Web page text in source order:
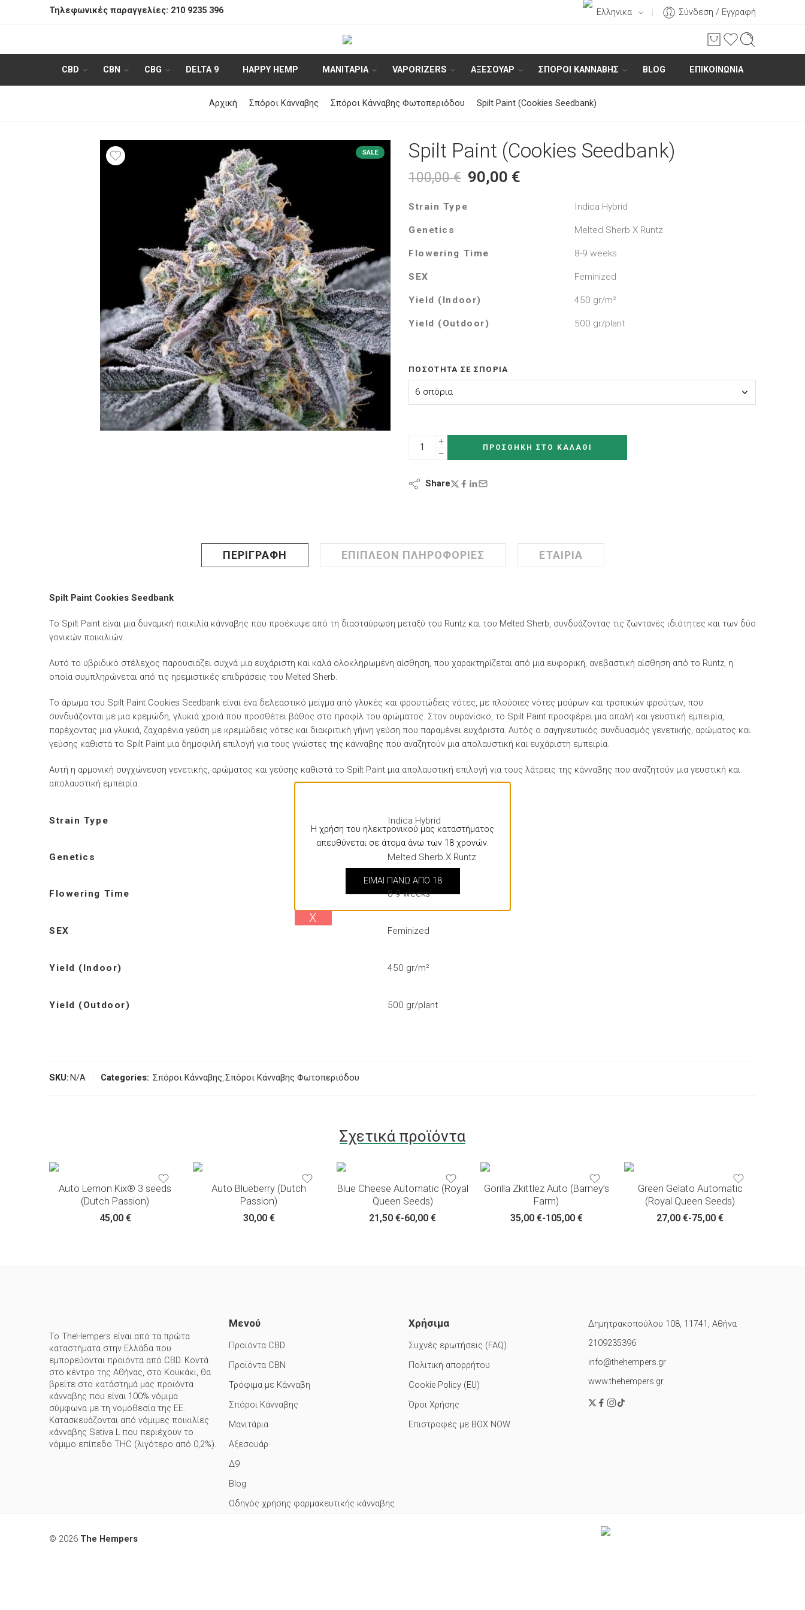
Τηλεφωνικές παραγγελίες: 210 9235 396 Ελληνικα Σύνδεση / Εγγραφή
CBD CBN CBG DELTA 9 HAPPY HEMP ΜΑΝΙΤΑΡΙΑ VAPORIZERS ΑΞΕΣΟΥΆΡ ΣΠΌΡΟΙ ΚΆΝΝΑΒΗΣ BLOG ΕΠΙΚΟΙΝΩΝΊΑ
Αρχική Σπόροι Κάνναβης Σπόροι Κάνναβης Φωτοπεριόδου Spilt Paint (Cookies Seedbank)
SALE Spilt Paint (Cookies Seedbank)
100,00€ 90,00 €
Strain Type Indica Hybrid
Genetics Melted Sherb X Runtz
Flowering Time 8-9 weeks
SEX Feminized
Yield (Indoor) 450 gr/m²
Yield (Outdoor) 500 gr/plant
ΠΟΣΌΤΗΤΑ ΣΕ ΣΠΌΡΙΑ
ΠΡΟΣΘΉΚΗ ΣΤΟ ΚΑΛΆΘΙ
Share
ΠΕΡΙΓΡΑΦΉ ΕΠΙΠΛΈΟΝ ΠΛΗΡΟΦΟΡΊΕΣ ΕΤΑΙΡΊΑ
Spilt Paint Cookies Seedbank
Το Spilt Paint είναι μια δυναμική ποικιλία κάνναβης που προέκυψε από τη διασταύρωση μεταξύ του Runtz και του Melted Sherb, συνδυάζοντας τις ζωντανές ιδιότητες και των δύο
γονικών ποικιλιών.
Αυτό το υβριδικό στέλεχος παρουσιάζει συχνά μια ευχάριστη και καλά ολοκληρωμένη αίσθηση, που χαρακτηρίζεται από μια ευφορική, ανεβαστική αίσθηση από το Runtz, η
οποία συμπληρώνεται από τις ηρεμιστικές επιδράσεις του Melted Sherb.
Το άρωμα του Spilt Paint Cookies Seedbank είναι ένα δελεαστικό μείγμα από γλυκές και φρουτώδεις νότες, με πλούσιες νότες μούρων και τροπικών φρούτων, που
συνδυάζονται με μια κρεμώδη, γλυκιά χροιά που προσθέτει βάθος στο προφίλ του αρώματος. Στον ουρανίσκο, το Spilt Paint προσφέρει μια απαλή και γευστική εμπειρία,
παρέχοντας μια γλυκιά, ζαχαρένια γεύση με κρεμώδεις νότες και διακριτική γήινη γεύση που παραμένει ευχάριστα. Αυτός ο σαγηνευτικός συνδυασμός γενετικής, αρώματος και
γεύσης καθιστά το Spilt Paint μια δημοφιλή επιλογή για τους γνώστες της κάνναβης που αναζητούν μια απολαυστική και ευχάριστη εμπειρία.
Αυτή η αρμονική συγχώνευση γενετικής, αρώματος και γεύσης καθιστά το Spilt Paint μια απολαυστική επιλογή για τους λάτρεις της κάνναβης που αναζητούν μια γευστική και
απολαυστική εμπειρία.
Strain Type Indica Hybrid
Genetics Melted Sherb X Runtz
Flowering Time 8-9 weeks
SEX Feminized
Yield (Indoor) 450 gr/m²
Yield (Outdoor) 500 gr/plant
SKU: N/A Categories: Σπόροι Κάνναβης,Σπόροι Κάνναβης Φωτοπεριόδου
Σχετικά προϊόντα
Auto Lemon Kix® 3 seeds
(Dutch Passion)
45,00 €
Auto Blueberry (Dutch
Passion)
30,00 €
Blue Cheese Automatic (Royal
Queen Seeds)
21,50 €-60,00 €
5 σπόροι
Gorilla Zkittlez Auto (Barney’s
Farm)
35,00 €-105,00 €
Green Gelato Automatic
(Royal Queen Seeds)
27,00 €-75,00 €
Το TheHempers είναι από τα πρώτα
καταστήματα στην Ελλάδα που
εμπορεύονται προϊόντα από CBD. Κοντά
στο κέντρο της Αθήνας, στο Κουκάκι, θα
βρείτε στο κατάστημά μας προϊόντα
κάνναβης που είναι 100% νόμιμα
σύμφωνα με τη νομοθεσία της ΕΕ.
Κατασκευάζονται από νόμιμες ποικιλίες
κάνναβης Sativa L που περιέχουν το
νόμιμο επίπεδο THC (λιγότερο από 0,2%).
Μενού
Προϊόντα CBD
Προϊόντα CBN
Τρόφιμα με Κάνναβη
Σπόροι Κάνναβης
Μανιτάρια
Αξεσουάρ
Δ9
Blog
Οδηγός χρήσης φαρμακευτικής κάνναβης
Χρήσιμα
Συχνές ερωτήσεις (FAQ)
Πολιτική απορρήτου
Cookie Policy (EU)
Όροι Χρήσης
Επιστροφές με BOX NOW
Δημητρακοπούλου 108, 11741, Αθήνα
2109235396
info@thehempers.gr
www.thehempers.gr
© 2026 The Hempers
Η χρήση του ηλεκτρονικού μας καταστήματος
απευθύνεται σε άτομα άνω των 18 χρονών.
EIMAI ΠΑΝΩ ΑΠΟ 18
Χ